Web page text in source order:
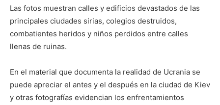
Las fotos muestran calles y edificios devastados de las
principales ciudades sirias, colegios destruidos,
combatientes heridos y niños perdidos entre calles
llenas de ruinas.
En el material que documenta la realidad de Ucrania se
puede apreciar el antes y el después en la ciudad de Kiev
y otras fotografías evidencian los enfrentamientos